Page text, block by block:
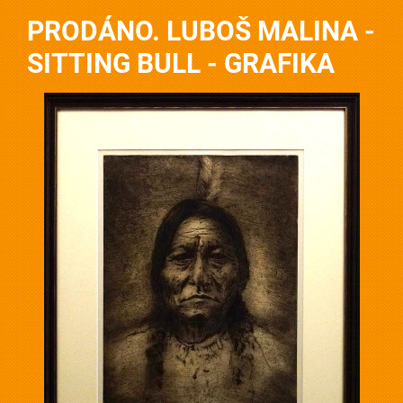
PRODÁNO. LUBOŠ MALINA -
SITTING BULL - GRAFIKA